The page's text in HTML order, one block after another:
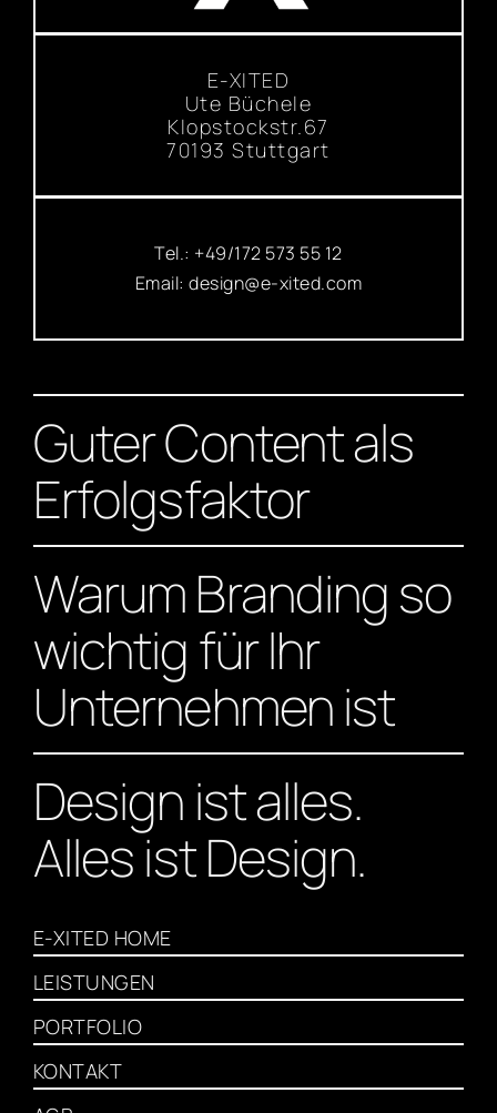
E-XITED
Ute Büchele
Klopstockstr.67
70193 Stuttgart
Tel.: +49/172 573 55 12
Email:design@e-xited.com
Guter Content als
Erfolgsfaktor
Warum Branding so
wichtig für Ihr
Unternehmen ist
Design ist alles.
Alles ist Design.
E-XITED HOME
LEISTUNGEN
PORTFOLIO
KONTAKT